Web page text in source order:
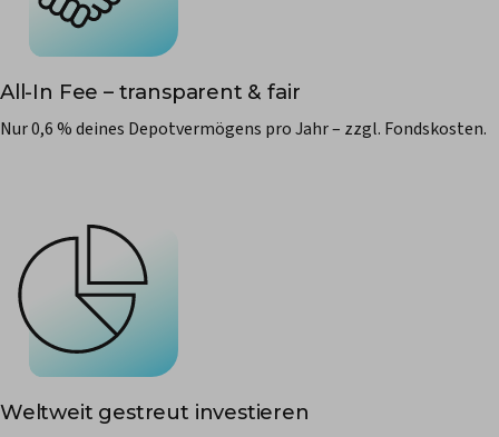
All-In Fee – transparent & fair
Nur 0,6 % deines Depotvermögens pro Jahr – zzgl. Fondskosten.
Weltweit gestreut investieren